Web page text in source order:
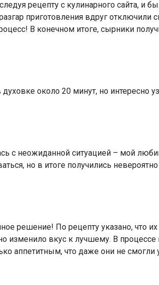
рецепту с кулинарного сайта, и
приготовления вдруг отключили
В конечном итоге, сырники
около 20 минут, но интересно
с неожиданной ситуацией – мой
но в итоге получились
решение! По рецепту указано, что
изменило вкус к лучшему. В
аппетитным, что даже они не смогли